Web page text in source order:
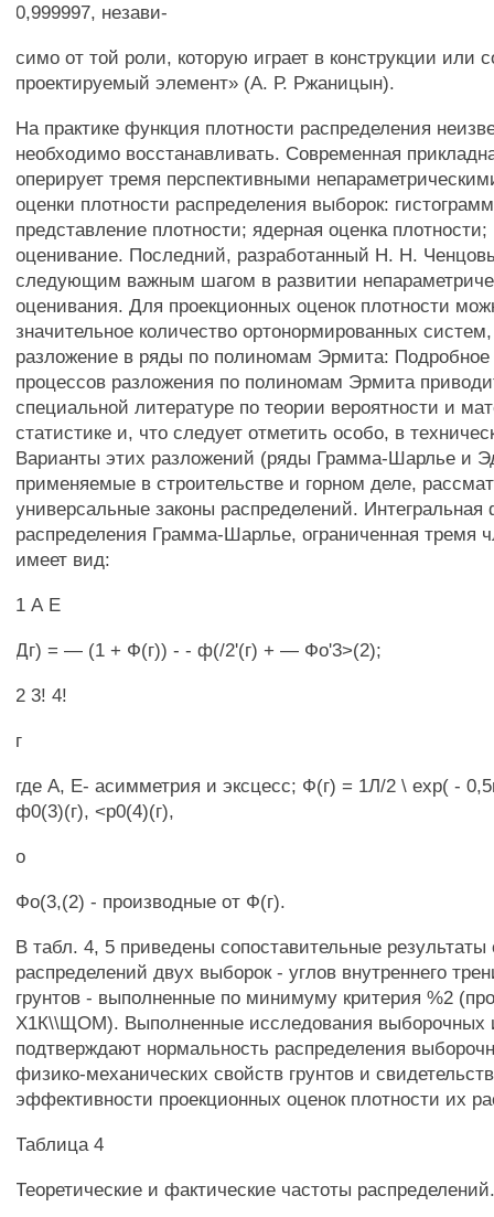
0,999997, незави-
симо от той роли, которую играет в конструкции или
проектируемый элемент» (А. Р. Ржаницын).
На практике функция плотности распределения
необходимо восстанавливать. Современная
оперирует тремя перспективными
оценки плотности распределения выборок:
представление плотности; ядерная оценка плотности;
оценивание. Последний, разработанный Н. Н.
следующим важным шагом в развитии
оценивания. Для проекционных оценок плотности
значительное количество ортонормированных
разложение в ряды по полиномам Эрмита: Подробное
процессов разложения по полиномам Эрмита
специальной литературе по теории вероятности и
статистике и, что следует отметить особо, в
Варианты этих разложений (ряды Грамма-Шарлье и
применяемые в строительстве и горном деле,
универсальные законы распределений. Интегральная
распределения Грамма-Шарлье, ограниченная тремя
имеет вид:
1 А Е
Дг) = — (1 + Ф(г)) - - ф(/2'(г) + — Фо'3>(2);
2 3! 4!
г
где А, Е- асимметрия и эксцесс; Ф(г) = 1Л/2 \ ехр( -
ф0(3)(г), <р0(4)(г),
о
Фо(3,(2) - производные от Ф(г).
В табл. 4, 5 приведены сопоставительные результаты
распределений двух выборок - углов внутреннего
грунтов - выполненные по минимуму критерия %2
Х1К\\ЩОМ). Выполненные исследования выборочных
подтверждают нормальность распределения
физико-механических свойств грунтов и
эффективности проекционных оценок плотности их
Таблица 4
Теоретические и фактические частоты